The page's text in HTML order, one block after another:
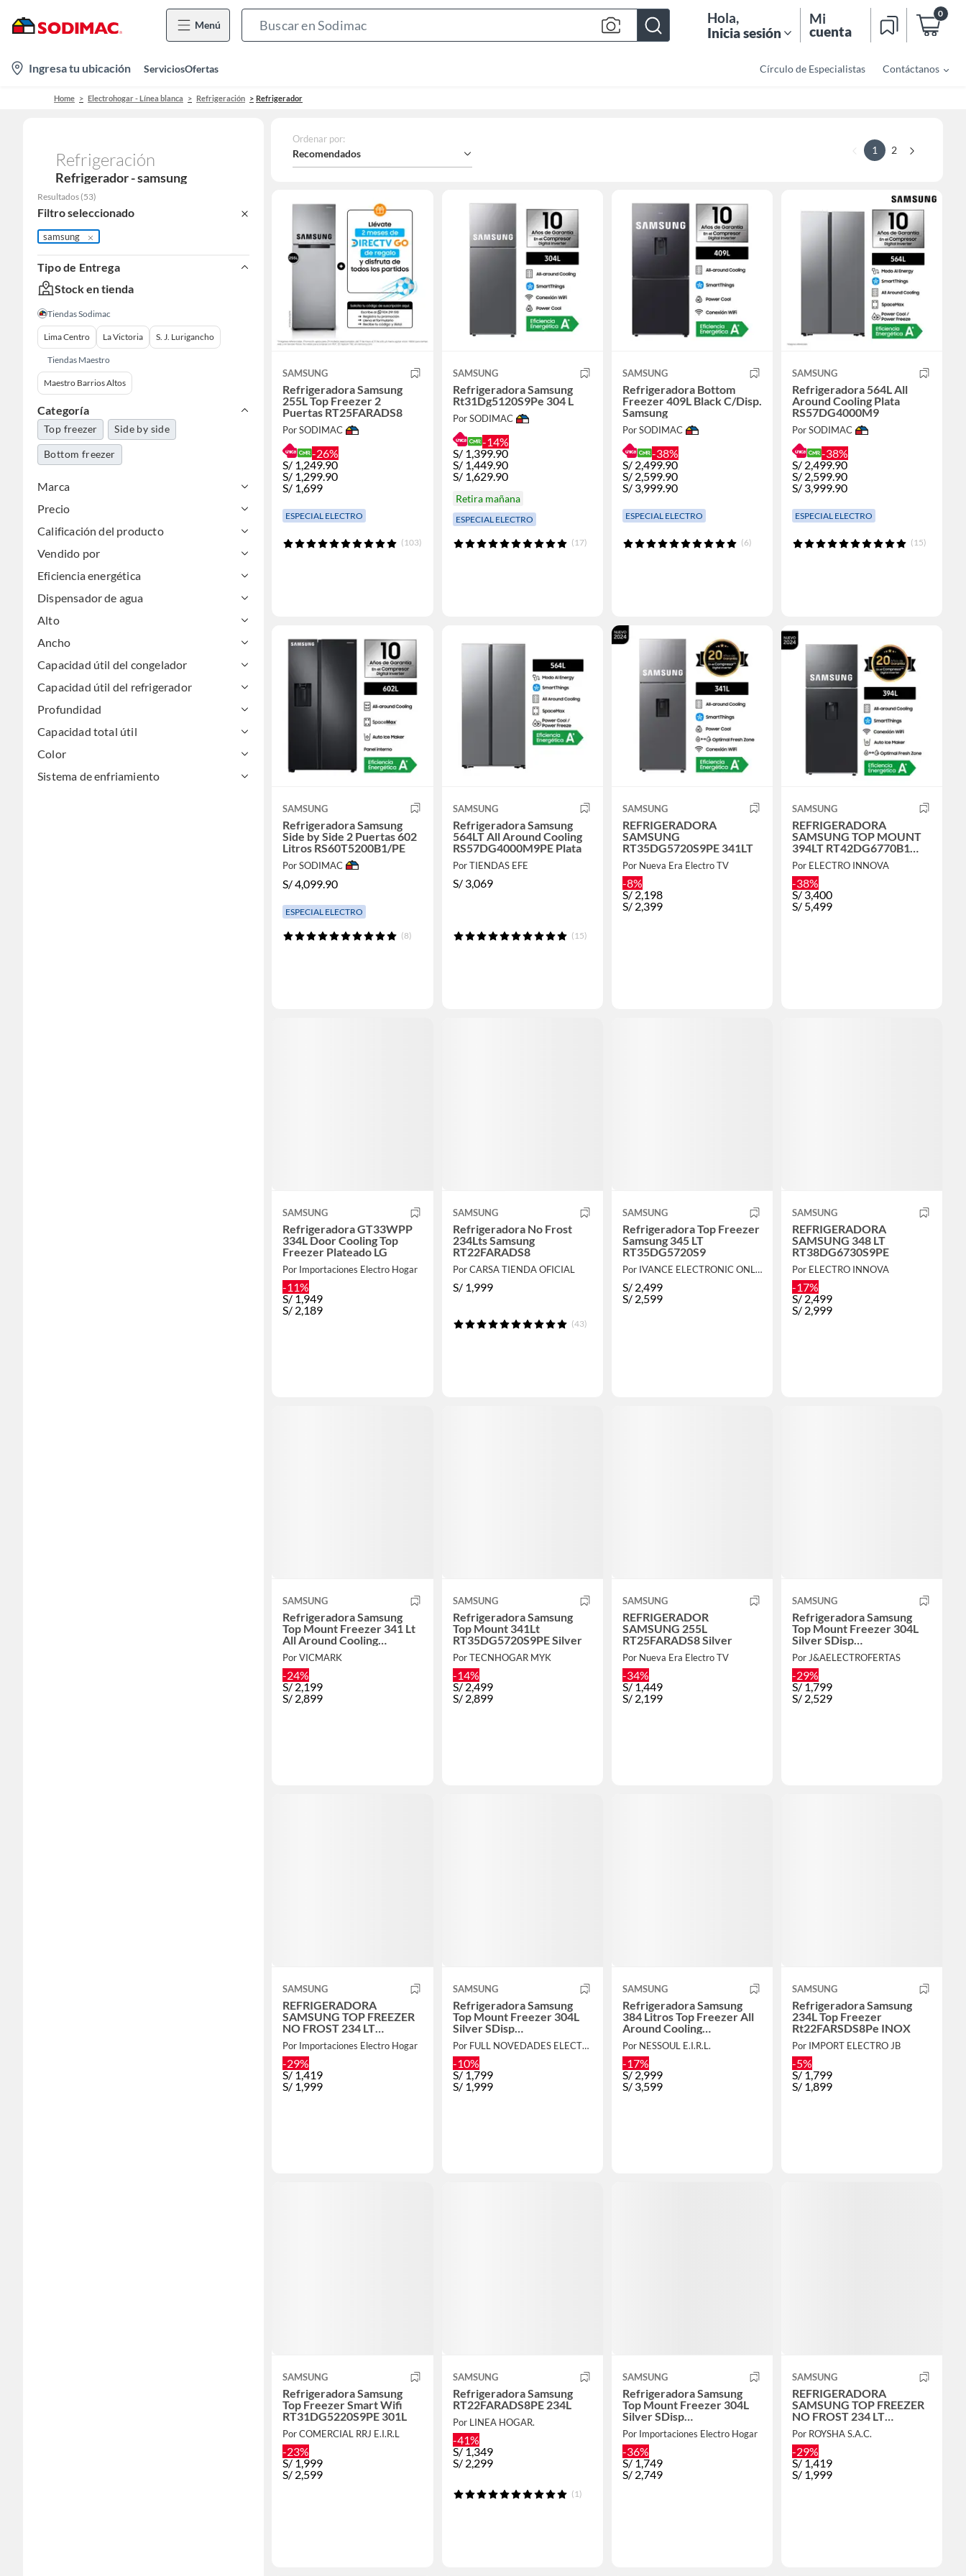
Menú
Bar
Hola,
Inicia sesión
Mi
cuenta
0
location-
icon
Ingresa tu ubicación ServiciosOfertas Círculo de Especialistas Contáctanos
Home Electrohogar - Línea blanca Refrigeración Refrigerador
Refrigeración
Refrigerador - samsung
Resultados (53)
Filtro seleccionado
samsung
Tipo de Entrega
Stock en tienda
Tiendas Sodimac
Lima Centro La Victoria S. J. Lurigancho
Tiendas Maestro
Maestro Barrios Altos
Categoría
Top freezer Side by side
Bottom freezer
Marca
Precio
Calificación del producto
Vendido por
Eficiencia energética
Dispensador de agua
Alto
Ancho
Capacidad útil del congelador
Capacidad útil del refrigerador
Profundidad
Capacidad total útil
Color
Sistema de enfriamiento
Ordenar por:
Recomendados 1 2
SAMSUNG
Refrigeradora Samsung
255L Top Freezer 2
Puertas RT25FARADS8
Por SODIMAC
-26%
S/ 1,249.90
S/ 1,299.90
S/ 1,699
ESPECIAL ELECTRO
(103)
SAMSUNG
Refrigeradora Samsung
Rt31Dg5120S9Pe 304 L
Por SODIMAC
-14%
S/ 1,399.90
S/ 1,449.90
S/ 1,629.90
Retira mañana
ESPECIAL ELECTRO
(17)
SAMSUNG
Refrigeradora Bottom
Freezer 409L Black C/Disp.
Samsung
Por SODIMAC
-38%
S/ 2,499.90
S/ 2,599.90
S/ 3,999.90
ESPECIAL ELECTRO
(6)
SAMSUNG
Refrigeradora 564L All
Around Cooling Plata
RS57DG4000M9
Por SODIMAC
-38%
S/ 2,499.90
S/ 2,599.90
S/ 3,999.90
ESPECIAL ELECTRO
(15)
SAMSUNG
Refrigeradora Samsung
Side by Side 2 Puertas 602
Litros RS60T5200B1/PE
Por SODIMAC
S/4,099.90
ESPECIAL ELECTRO
(8)
SAMSUNG
Refrigeradora Samsung
564LT All Around Cooling
RS57DG4000M9PE Plata
Por TIENDAS EFE
S/ 3,069
(15)
SAMSUNG
REFRIGERADORA
SAMSUNG
RT35DG5720S9PE 341LT
Por Nueva Era Electro TV
-8%
S/2,198
S/ 2,399
SAMSUNG
REFRIGERADORA
SAMSUNG TOP MOUNT
394LT RT42DG6770B1
NEGRO
Por ELECTRO INNOVA
-38%
S/3,400
S/ 5,499
SAMSUNG
Refrigeradora GT33WPP
334L Door Cooling Top
Freezer Plateado LG
Por Importaciones Electro Hogar
-11%
S/1,949
S/ 2,189
SAMSUNG
Refrigeradora No Frost
234Lts Samsung
RT22FARADS8
Por CARSA TIENDA OFICIAL
S/ 1,999
(43)
SAMSUNG
Refrigeradora Top Freezer
Samsung 345 LT
RT35DG5720S9
Por IVANCE ELECTRONIC ONLINE
S/ 2,499
S/ 2,599
SAMSUNG
REFRIGERADORA
SAMSUNG 348 LT
RT38DG6730S9PE
Por ELECTRO INNOVA
-17%
S/2,499
S/ 2,999
SAMSUNG
Refrigeradora Samsung
Top Mount Freezer 341 Lt
All Around Cooling
RT35DG5720S9 Silver
Por VICMARK
-24%
S/2,199
S/ 2,899
SAMSUNG
Refrigeradora Samsung
Top Mount 341Lt
RT35DG5720S9PE Silver
Por TECNHOGAR MYK
-14%
S/2,499
S/ 2,899
SAMSUNG
REFRIGERADOR
SAMSUNG 255L
RT25FARADS8 Silver
Por Nueva Era Electro TV
-34%
S/1,449
S/ 2,199
SAMSUNG
Refrigeradora Samsung
Top Mount Freezer 304L
Silver SDisp
RT31DG5120S9PE
Por J&AELECTROFERTAS
-29%
S/1,799
S/ 2,529
SAMSUNG
REFRIGERADORA
SAMSUNG TOP FREEZER
NO FROST 234 LT
RT22FARADS8
Por Importaciones Electro Hogar
-29%
S/1,419
S/ 1,999
SAMSUNG
Refrigeradora Samsung
Top Mount Freezer 304L
Silver SDisp
RT31DG5120S9PE
Por FULL NOVEDADES ELECTROHOGAR E.I.R.L.
-10%
S/1,799
S/ 1,999
SAMSUNG
Refrigeradora Samsung
384 Litros Top Freezer All
Around Cooling
RT38DG6730B1PE - Negro
Por NESSOUL E.I.R.L.
-17%
S/2,999
S/ 3,599
SAMSUNG
Refrigeradora Samsung
234L Top Freezer
Rt22FARSDS8Pe INOX
Por IMPORT ELECTRO JB
-5%
S/1,799
S/ 1,899
SAMSUNG
Refrigeradora Samsung
Top Freezer Smart Wifi
RT31DG5220S9PE 301L
Por COMERCIAL RRJ E.I.R.L
-23%
S/1,999
S/ 2,599
SAMSUNG
Refrigeradora Samsung
RT22FARADS8PE 234L
Por LINEA HOGAR.
-41%
S/1,349
S/ 2,299
(1)
SAMSUNG
Refrigeradora Samsung
Top Mount Freezer 304L
Silver SDisp
RT31DG5120S9PE
Por Importaciones Electro Hogar
-36%
S/1,749
S/ 2,749
SAMSUNG
REFRIGERADORA
SAMSUNG TOP FREEZER
NO FROST 234 LT
RT22FARADS8
Por ROYSHA S.A.C.
-29%
S/1,419
S/ 1,999